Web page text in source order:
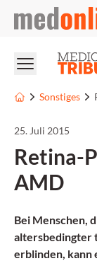
medonline
Sonstiges
25. Juli 2015
Retina-
AMD
Bei Menschen,
altersbedingter
erblinden, kann